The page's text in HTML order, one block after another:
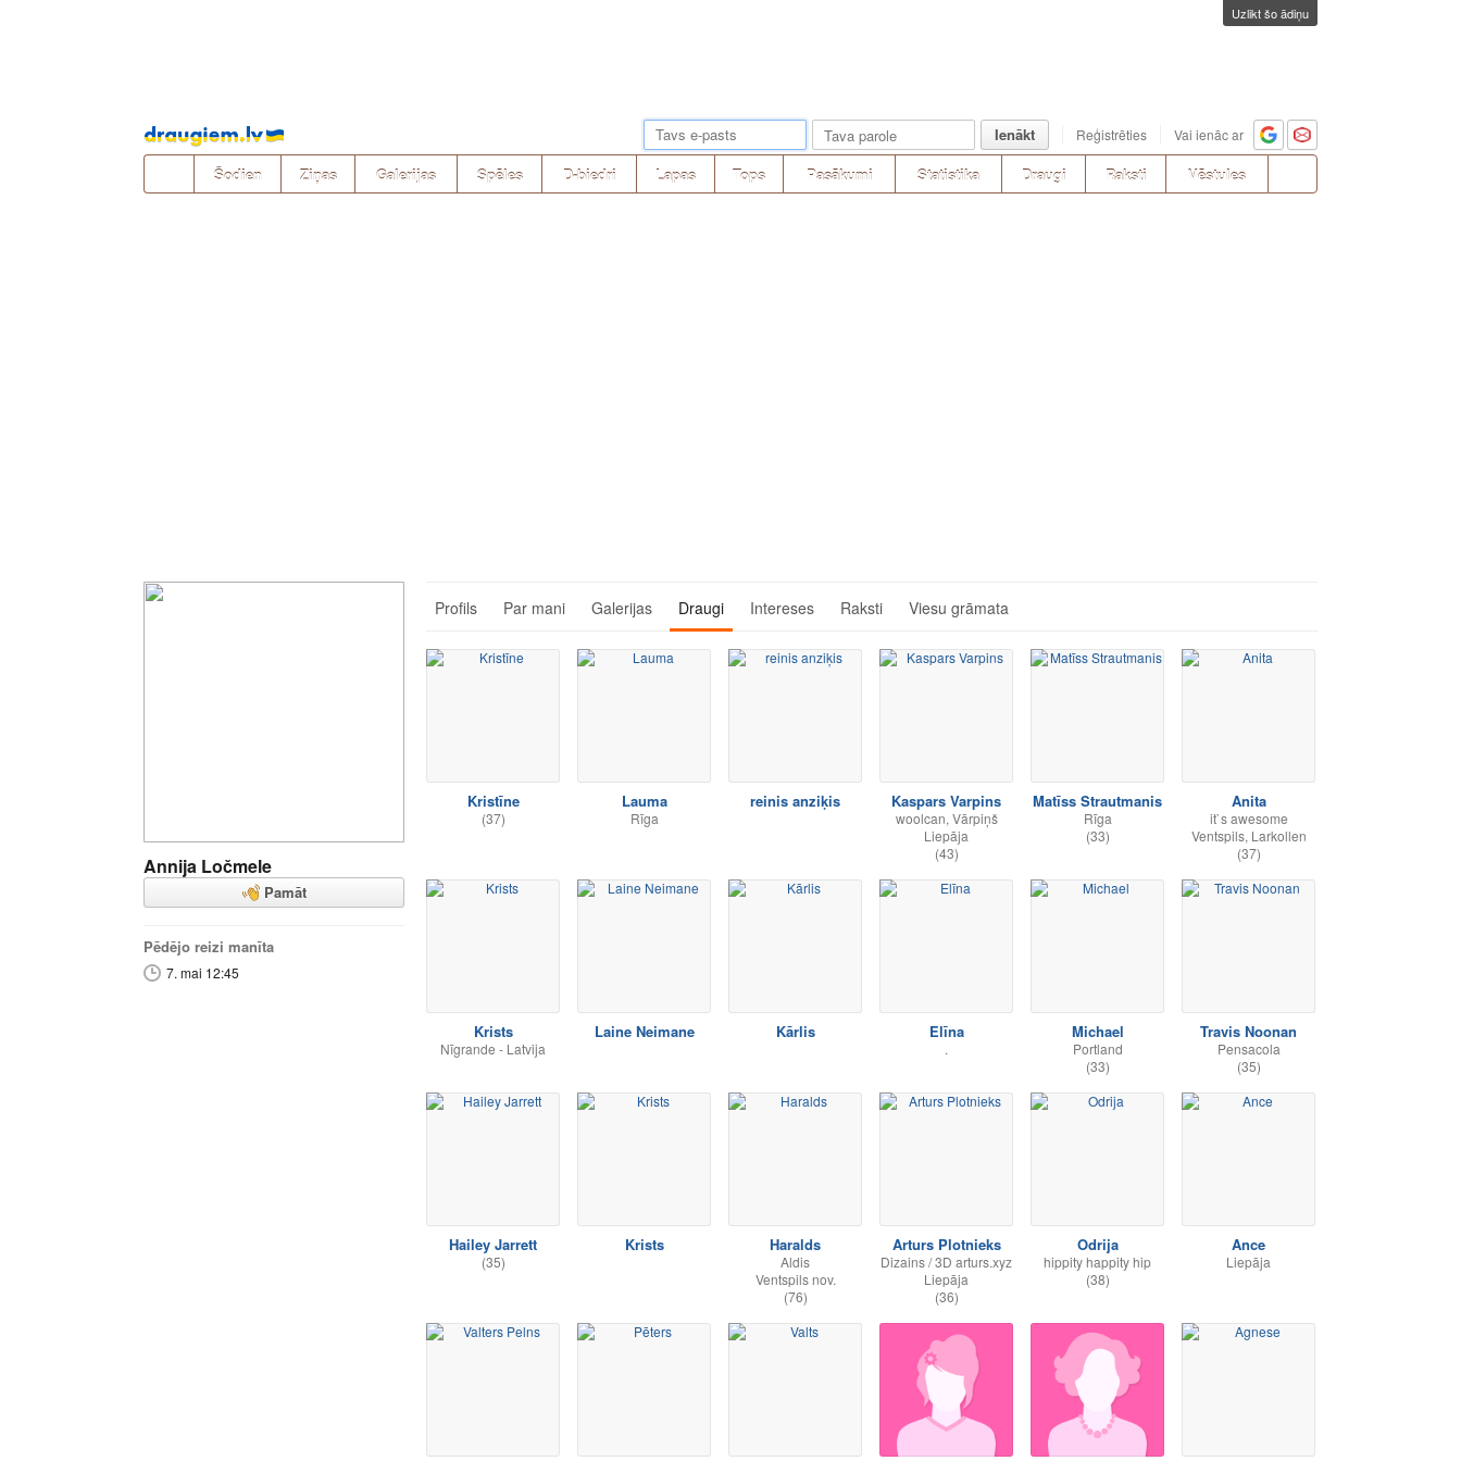
Uzlikt šo ādiņu
Pāriet
uz
saturu
Ienākt Reģistrēties Vai ienāc ar
Šodien Ziņas Galerijas Spēles D-biedri Lapas Tops Pasākumi Statistika Draugi Raksti Vēstules
Annija Ločmele
Pamāt
Pēdējo reizi manīta
7. mai 12:45
Profils Par mani Galerijas Draugi Intereses Raksti Viesu grāmata
Kristīne
(37)
Lauma
Rīga
reinis anziķis Kaspars Varpins
woolcan, Vārpiņš
Liepāja
(43)
Matīss Strautmanis
Rīga
(33)
Anita
it`s awesome
Ventspils, Larkollen
(37)
Krists
Nīgrande - Latvija
Laine Neimane Kārlis Elīna
.
Michael
Portland
(33)
Travis Noonan
Pensacola
(35)
Hailey Jarrett
(35)
Krists Haralds
Aldis
Ventspils nov.
(76)
Arturs Plotnieks
Dizains / 3D arturs.xyz
Liepāja
(36)
Odrija
hippity happity hip
(38)
Ance
Liepāja